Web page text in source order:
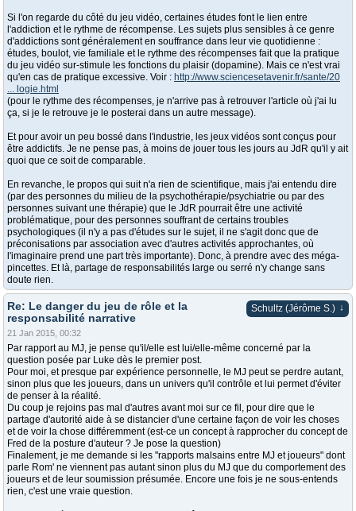
Si l'on regarde du côté du jeu vidéo, certaines études font le lien entre
l'addiction et le rythme de récompense. Les sujets plus sensibles à ce genre
d'addictions sont généralement en souffrance dans leur vie quotidienne :
études, boulot, vie familiale et le rythme des récompenses fait que la pratique
du jeu vidéo sur-stimule les fonctions du plaisir (dopamine). Mais ce n'est vrai
qu'en cas de pratique excessive. Voir : http://www.sciencesetavenir.fr/sante/20
... logie.html
(pour le rythme des récompenses, je n'arrive pas à retrouver l'article où j'ai lu
ça, si je le retrouve je le posterai dans un autre message).
Et pour avoir un peu bossé dans l'industrie, les jeux vidéos sont conçus pour
être addictifs. Je ne pense pas, à moins de jouer tous les jours au JdR qu'il y ait
quoi que ce soit de comparable.
En revanche, le propos qui suit n'a rien de scientifique, mais j'ai entendu dire
(par des personnes du milieu de la psychothérapie/psychiatrie ou par des
personnes suivant une thérapie) que le JdR pourrait être une activité
problématique, pour des personnes souffrant de certains troubles
psychologiques (il n'y a pas d'études sur le sujet, il ne s'agit donc que de
préconisations par association avec d'autres activités approchantes, où
l'imaginaire prend une part très importante). Donc, à prendre avec des méga-
pincettes. Et là, partage de responsabilités large ou serré n'y change sans
doute rien.
Schultz (Jérôme S.) ↓
Re: Le danger du jeu de rôle et la
responsabilité narrative
21 Jan 2015, 00:32
Par rapport au MJ, je pense qu'il/elle est lui/elle-même concerné par la
question posée par Luke dès le premier post.
Pour moi, et presque par expérience personnelle, le MJ peut se perdre autant,
sinon plus que les joueurs, dans un univers qu'il contrôle et lui permet d'éviter
de penser à la réalité.
Du coup je rejoins pas mal d'autres avant moi sur ce fil, pour dire que le
partage d'autorité aide à se distancier d'une certaine façon de voir les choses
et de voir la chose différemment (est-ce un concept à rapprocher du concept de
Fred de la posture d'auteur ? Je pose la question)
Finalement, je me demande si les "rapports malsains entre MJ et joueurs" dont
parle Rom' ne viennent pas autant sinon plus du MJ que du comportement des
joueurs et de leur soumission présumée. Encore une fois je ne sous-entends
rien, c'est une vraie question.